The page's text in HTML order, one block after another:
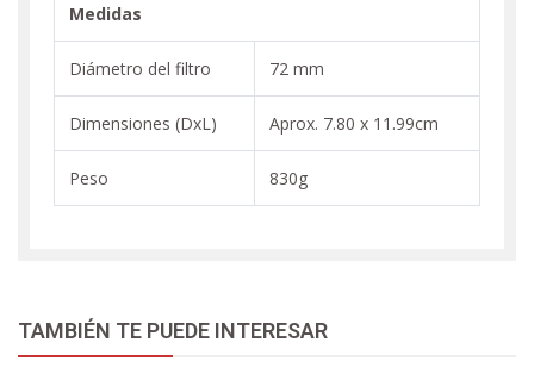
Medidas
Diámetro del filtro 72 mm
Dimensiones (DxL) Aprox. 7.80 x 11.99cm
Peso 830g
TAMBIÉN TE PUEDE INTERESAR